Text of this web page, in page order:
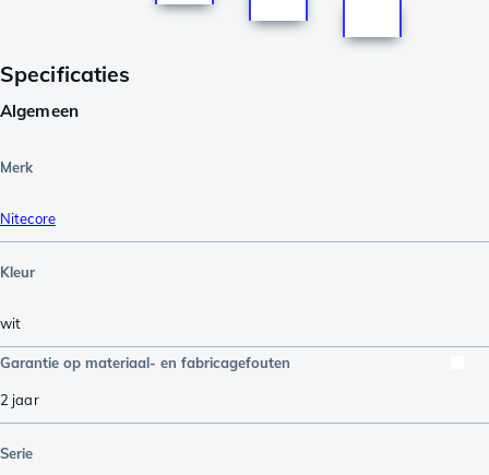
Specificaties
Algemeen
Merk
Nitecore
Kleur
wit
Garantie op materiaal- en fabricagefouten
2 jaar
Serie